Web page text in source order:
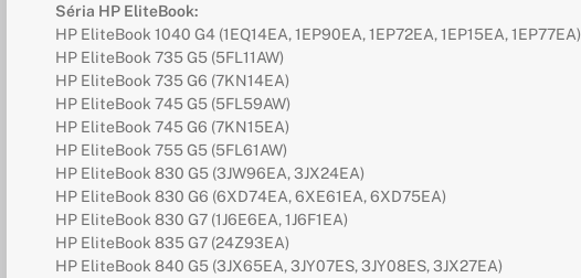
Séria HP EliteBook:
HP EliteBook 1040 G4 (1EQ14EA, 1EP90EA, 1EP72EA, 1EP15EA, 1EP77EA)
HP EliteBook 735 G5 (5FL11AW)
HP EliteBook 735 G6 (7KN14EA)
HP EliteBook 745 G5 (5FL59AW)
HP EliteBook 745 G6 (7KN15EA)
HP EliteBook 755 G5 (5FL61AW)
HP EliteBook 830 G5 (3JW96EA, 3JX24EA)
HP EliteBook 830 G6 (6XD74EA, 6XE61EA, 6XD75EA)
HP EliteBook 830 G7 (1J6E6EA, 1J6F1EA)
HP EliteBook 835 G7 (24Z93EA)
HP EliteBook 840 G5 (3JX65EA, 3JY07ES, 3JY08ES, 3JX27EA)